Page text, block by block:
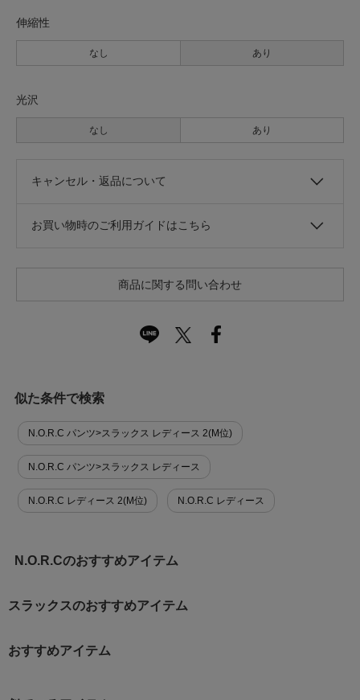
伸縮性
なし あり
光沢
なし あり
キャンセル・返品について
お買い物時のご利用ガイドはこちら
商品に関する問い合わせ
似た条件で検索
N.O.R.C パンツ>スラックス レディース 2(M位)
N.O.R.C パンツ>スラックス レディース
N.O.R.C レディース 2(M位) N.O.R.C レディース
N.O.R.Cのおすすめアイテム
スラックスのおすすめアイテム
おすすめアイテム